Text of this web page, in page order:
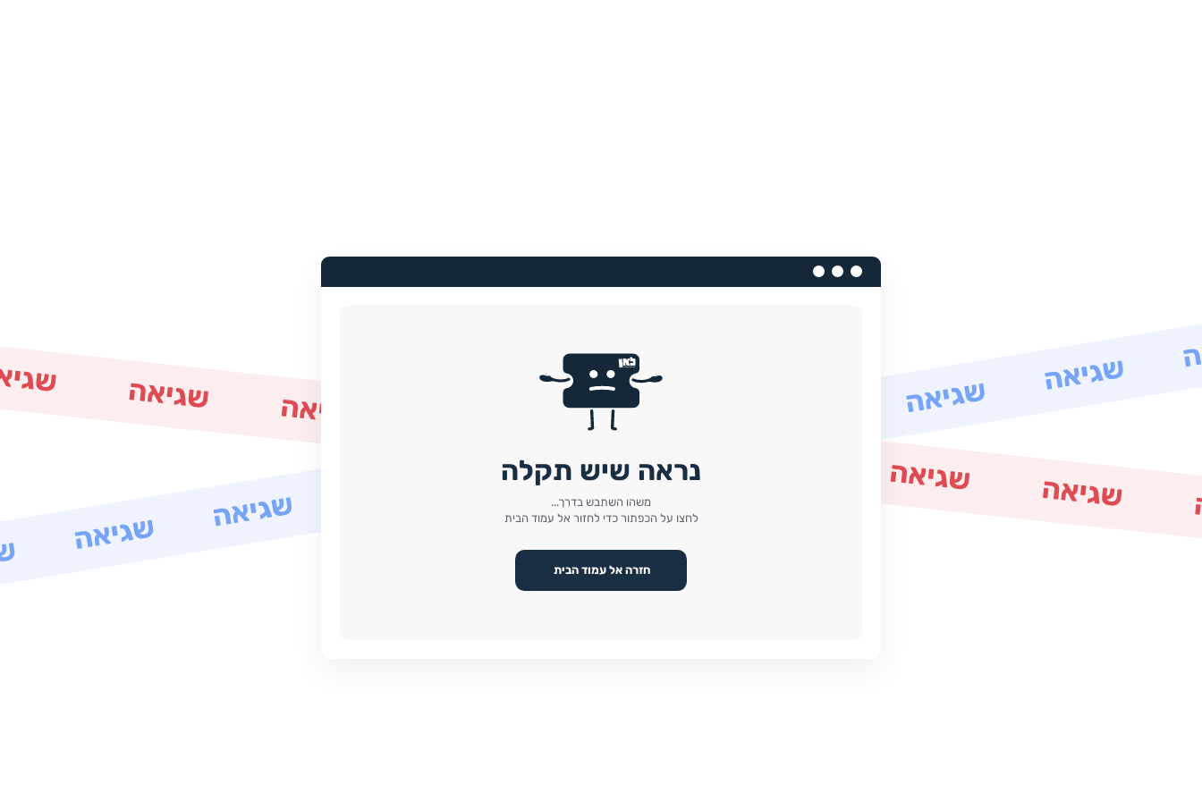
נראה שיש תקלה
משהו השתבש בדרך...
לחצו על הכפתור כדי לחזור אל עמוד הבית
חזרה אל עמוד הבית